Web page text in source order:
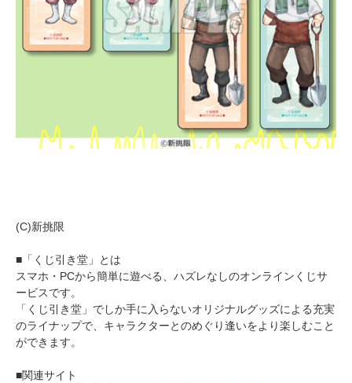
(C)新挑限
■「くじ引き堂」とは
スマホ・PCから簡単に遊べる、ハズレなしのオンラインくじサ
ービスです。
「くじ引き堂」でしか手に入らないオリジナルグッズによる充実
のライナップで、キャラクターとのめぐり逢いをより楽しむこと
ができます。
■関連サイト